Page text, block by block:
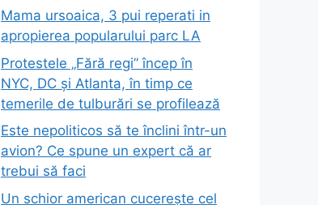
Mama ursoaica, 3 pui reperati in
apropierea popularului parc LA
Protestele „Fără regi” încep în
NYC, DC și Atlanta, în timp ce
temerile de tulburări se profilează
Este nepoliticos să te înclini într-un
avion? Ce spune un expert că ar
trebui să faci
Un schior american cucerește cel